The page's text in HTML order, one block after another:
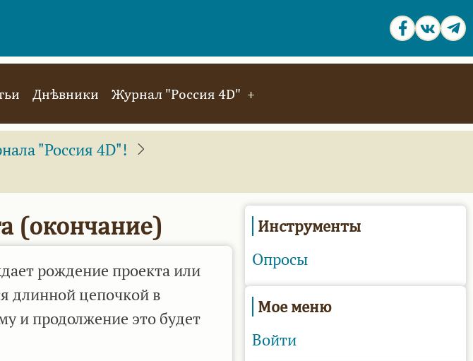
Днѣвники Журнал "Россия 4D"
"Россия 4D"!
(окончание)
рождение проекта или
длинной цепочкой в
и продолжение это будет
Инструменты
Опросы
Мое меню
Войти